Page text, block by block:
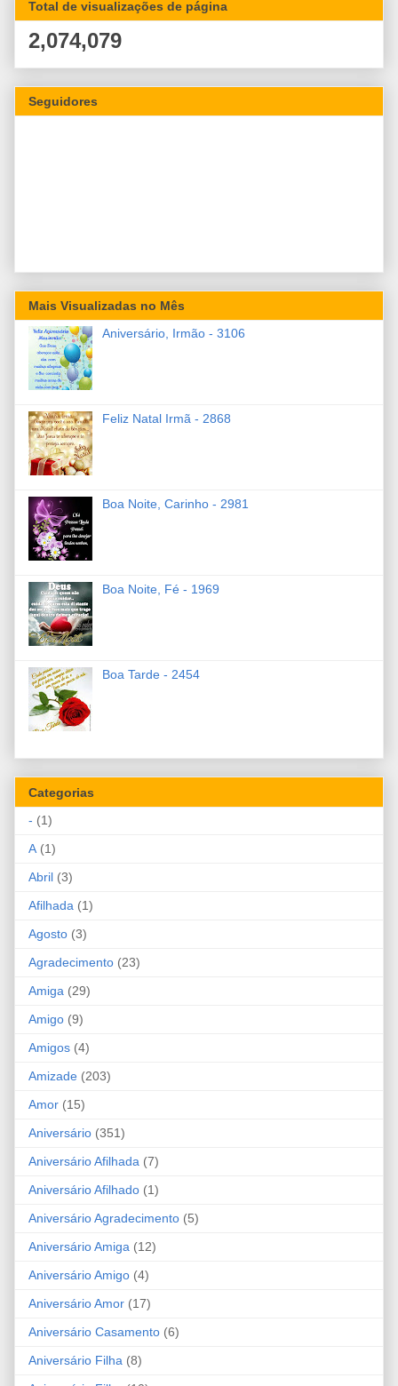
Total de visualizações de página
2,074,079
Seguidores
Mais Visualizadas no Mês
Aniversário, Irmão - 3106
Feliz Natal Irmã - 2868
Boa Noite, Carinho - 2981
Boa Noite, Fé - 1969
Boa Tarde - 2454
Categorias
- (1)
A (1)
Abril (3)
Afilhada (1)
Agosto (3)
Agradecimento (23)
Amiga (29)
Amigo (9)
Amigos (4)
Amizade (203)
Amor (15)
Aniversário (351)
Aniversário Afilhada (7)
Aniversário Afilhado (1)
Aniversário Agradecimento (5)
Aniversário Amiga (12)
Aniversário Amigo (4)
Aniversário Amor (17)
Aniversário Casamento (6)
Aniversário Filha (8)